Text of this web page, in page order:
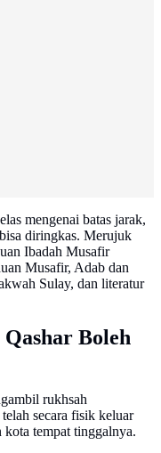
mengenai batas jarak,
diringkas. Merujuk
Ibadah Musafir
Musafir, Adab dan
Sulay, dan literatur
Boleh
rukhsah
secara fisik keluar
tempat tinggalnya.